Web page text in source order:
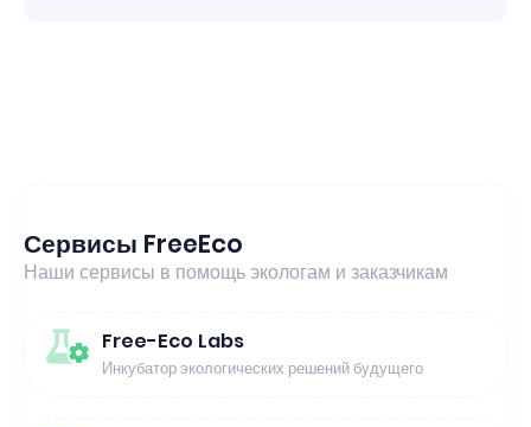
Сервисы FreeEco
Наши сервисы в помощь экологам и заказчикам
Free-Eco Labs
Инкубатор экологических решений будущего